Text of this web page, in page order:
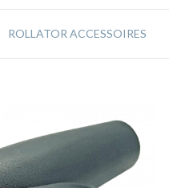
ROLLATOR ACCESSOIRES